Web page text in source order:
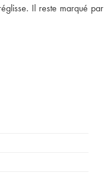
Il reste marqué par